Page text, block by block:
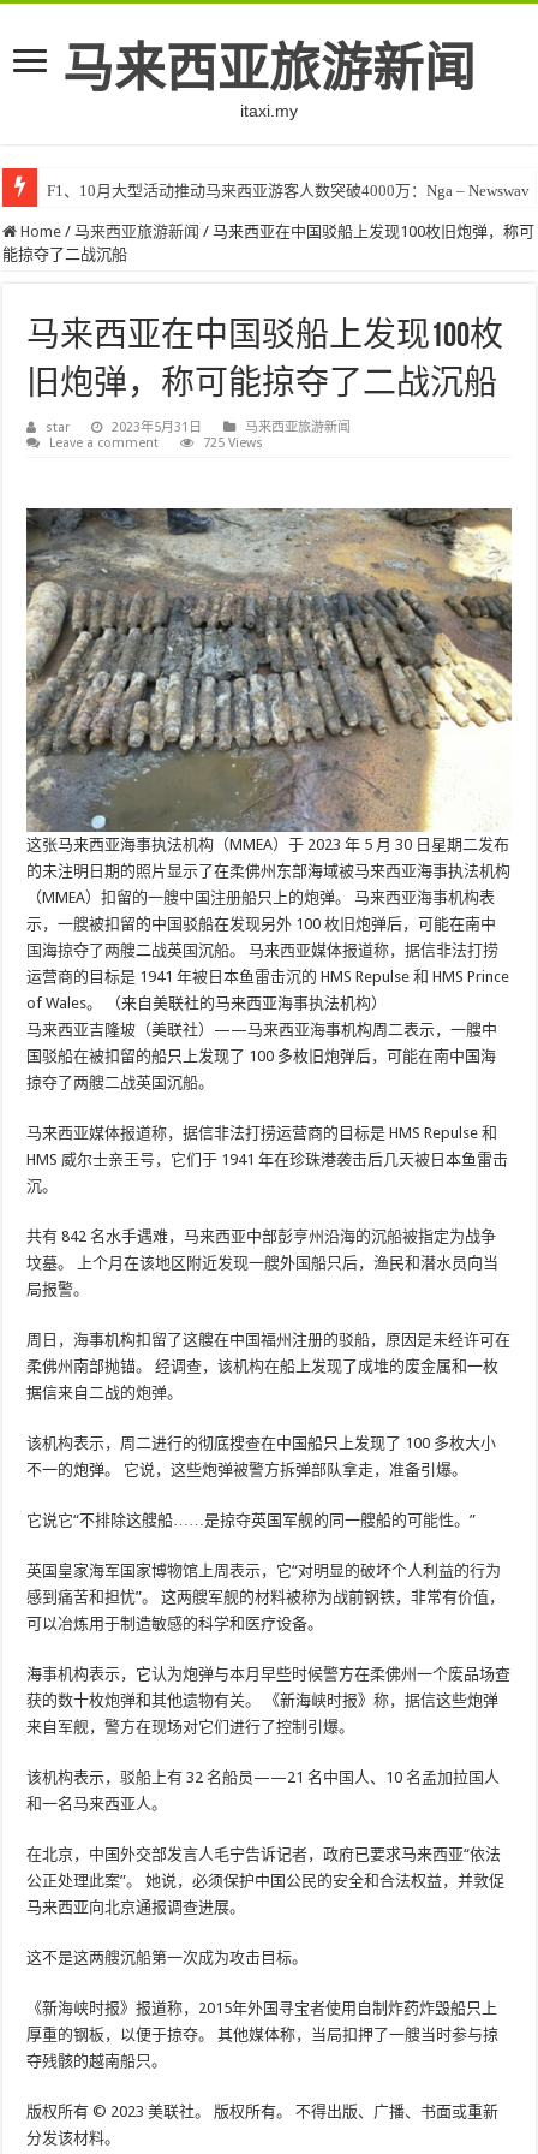
马来西亚旅游新闻
itaxi.my
F1、10月大型活动推动马来西亚游客人数突破4000万：Nga – Newswav
Home / 马来西亚旅游新闻 / 马来西亚在中国驳船上发现100枚旧炮弹，称可
能掠夺了二战沉船
马来西亚在中国驳船上发现100枚
旧炮弹，称可能掠夺了二战沉船
star 2023年5月31日
马来西亚旅游新闻
Leave a comment
725 Views
这张马来西亚海事执法机构（MMEA）于 2023 年 5 月 30 日星期二发布
的未注明日期的照片显示了在柔佛州东部海域被马来西亚海事执法机构
（MMEA）扣留的一艘中国注册船只上的炮弹。 马来西亚海事机构表
示，一艘被扣留的中国驳船在发现另外 100 枚旧炮弹后，可能在南中
国海掠夺了两艘二战英国沉船。 马来西亚媒体报道称，据信非法打捞
运营商的目标是 1941 年被日本鱼雷击沉的 HMS Repulse 和 HMS Prince
of Wales。 （来自美联社的马来西亚海事执法机构）
马来西亚吉隆坡（美联社）——马来西亚海事机构周二表示，一艘中
国驳船在被扣留的船只上发现了 100 多枚旧炮弹后，可能在南中国海
掠夺了两艘二战英国沉船。
马来西亚媒体报道称，据信非法打捞运营商的目标是 HMS Repulse 和
HMS 威尔士亲王号，它们于 1941 年在珍珠港袭击后几天被日本鱼雷击
沉。
共有 842 名水手遇难，马来西亚中部彭亨州沿海的沉船被指定为战争
坟墓。 上个月在该地区附近发现一艘外国船只后，渔民和潜水员向当
局报警。
周日，海事机构扣留了这艘在中国福州注册的驳船，原因是未经许可在
柔佛州南部抛锚。 经调查，该机构在船上发现了成堆的废金属和一枚
据信来自二战的炮弹。
该机构表示，周二进行的彻底搜查在中国船只上发现了 100 多枚大小
不一的炮弹。 它说，这些炮弹被警方拆弹部队拿走，准备引爆。
它说它“不排除这艘船……是掠夺英国军舰的同一艘船的可能性。”
英国皇家海军国家博物馆上周表示，它“对明显的破坏个人利益的行为
感到痛苦和担忧”。 这两艘军舰的材料被称为战前钢铁，非常有价值，
可以冶炼用于制造敏感的科学和医疗设备。
海事机构表示，它认为炮弹与本月早些时候警方在柔佛州一个废品场查
获的数十枚炮弹和其他遗物有关。 《新海峡时报》称，据信这些炮弹
来自军舰，警方在现场对它们进行了控制引爆。
该机构表示，驳船上有 32 名船员——21 名中国人、10 名孟加拉国人
和一名马来西亚人。
在北京，中国外交部发言人毛宁告诉记者，政府已要求马来西亚“依法
公正处理此案”。 她说，必须保护中国公民的安全和合法权益，并敦促
马来西亚向北京通报调查进展。
这不是这两艘沉船第一次成为攻击目标。
《新海峡时报》报道称，2015年外国寻宝者使用自制炸药炸毁船只上
厚重的钢板，以便于掠夺。 其他媒体称，当局扣押了一艘当时参与掠
夺残骸的越南船只。
版权所有 © 2023 美联社。 版权所有。 不得出版、广播、书面或重新
分发该材料。